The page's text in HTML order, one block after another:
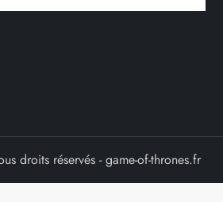
droits réservés - game-of-thrones.fr